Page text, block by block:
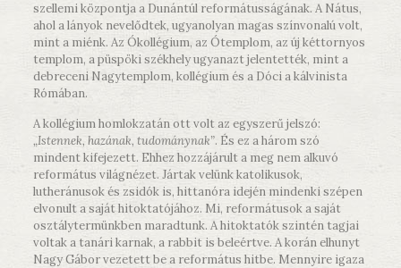
szellemi központja a Dunántúl reformátusságának. A Nátus,
ahol a lányok nevelődtek, ugyanolyan magas színvonalú volt,
mint a miénk. Az Ókollégium, az Ótemplom, az új kéttornyos
templom, a püspöki székhely ugyanazt jelentették, mint a
debreceni Nagytemplom, kollégium és a Dóci a kálvinista
Rómában.
A kollégium homlokzatán ott volt az egyszerű jelszó:
„Istennek, hazának, tudománynak”. És ez a három szó
mindent kifejezett. Ehhez hozzájárult a meg nem alkuvó
református világnézet. Jártak velünk katolikusok,
lutheránusok és zsidók is, hittanóra idején mindenki szépen
elvonult a saját hitoktatójához. Mi, reformátusok a saját
osztálytermünkben maradtunk. A hitoktatók szintén tagjai
voltak a tanári karnak, a rabbit is beleértve. A korán elhunyt
Nagy Gábor vezetett be a református hitbe. Mennyire igaza